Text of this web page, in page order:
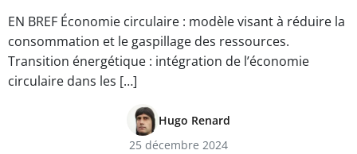
EN BREF Économie circulaire : modèle visant à réduire la
consommation et le gaspillage des ressources.
Transition énergétique : intégration de l’économie
circulaire dans les […]
Hugo Renard
25 décembre 2024